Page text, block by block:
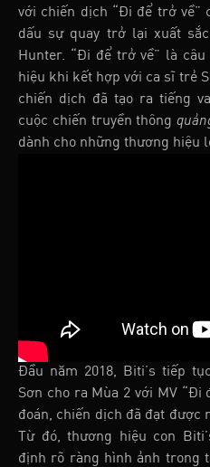
với chiến dịch “Đi để trở về”
dấu sự quay trở lại xuất
Hunter. “Đi để trở về” là
hiệu khi kết hợp với ca sĩ trẻ
chiến dịch đã tạo ra tiếng
cuộc chiến truyền thông
dành cho những thương hiệu
Đầu năm 2018, Biti’s tiếp
Sơn cho ra Mùa 2 với MV “Đi
đoán, chiến dịch đã đạt được
Từ đó, thương hiệu con
định rõ ràng hình ảnh trong